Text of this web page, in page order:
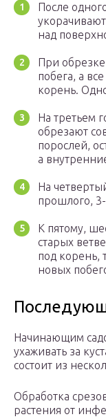
После
над
При обрезке
побега, а
корень.
На третьем
обрезают
порослей,
а
На
прошлого, 3-
К пятому,
старых
под корень,
новых
Начинающим
ухаживать за
состоит из
Обработка
растения от